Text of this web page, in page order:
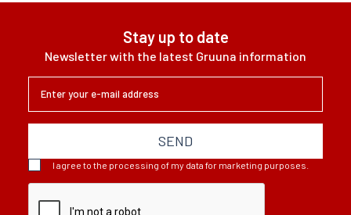
Stay up to date
Newsletter with the latest Gruuna information
SEND
I agree to the processing of my data for marketing purposes.